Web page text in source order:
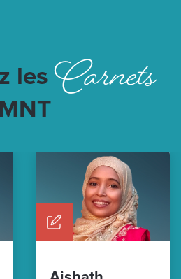
lesCarnets
MNT